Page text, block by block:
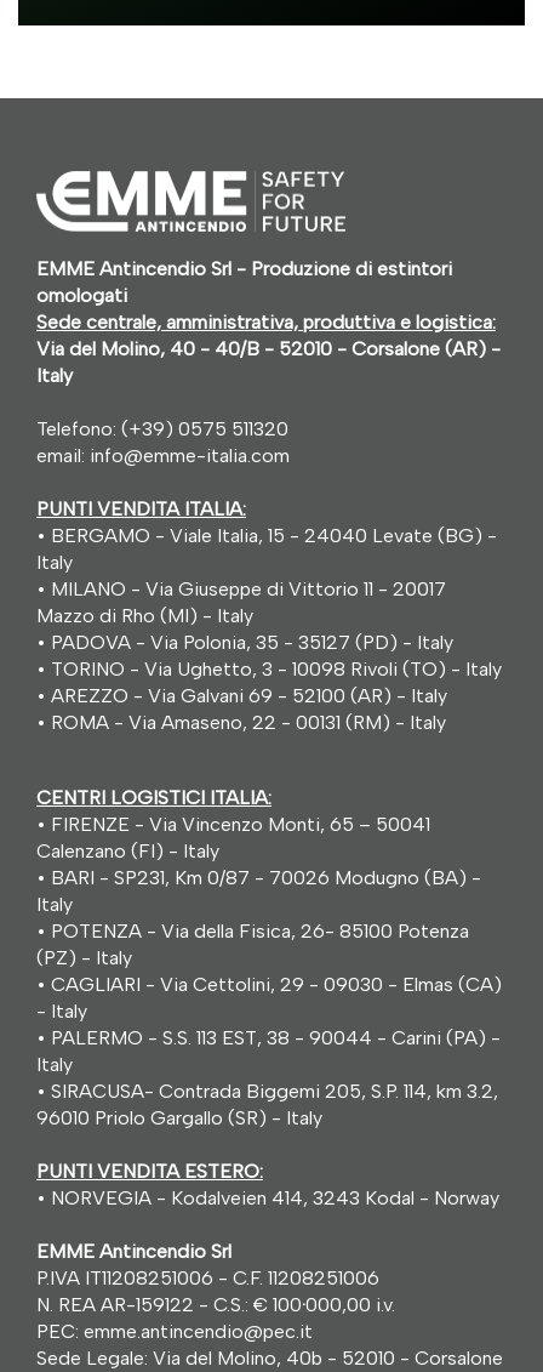
EMME Antincendio Srl - Produzione di estintori
omologati
Sede centrale, amministrativa, produttiva e logistica:
Via del Molino, 40 - 40/B - 52010 - Corsalone (AR) -
Italy
Telefono: (+39) 0575 511320
email: info@emme-italia.com
PUNTI VENDITA ITALIA:
• BERGAMO - Viale Italia, 15 - 24040 Levate (BG) -
Italy
• MILANO - Via Giuseppe di Vittorio 11 - 20017
Mazzo di Rho (MI) - Italy
• PADOVA - Via Polonia, 35 - 35127 (PD) - Italy
• TORINO - Via Ughetto, 3 - 10098 Rivoli (TO) - Italy
• AREZZO - Via Galvani 69 - 52100 (AR) - Italy
• ROMA - Via Amaseno, 22 - 00131 (RM) - Italy
CENTRI LOGISTICI ITALIA:
• FIRENZE - Via Vincenzo Monti, 65 – 50041
Calenzano (FI) - Italy
• BARI - SP231, Km 0/87 - 70026 Modugno (BA) -
Italy
• POTENZA - Via della Fisica, 26- 85100 Potenza
(PZ) - Italy
• CAGLIARI - Via Cettolini, 29 - 09030 - Elmas (CA)
- Italy
• PALERMO - S.S. 113 EST, 38 - 90044 - Carini (PA) -
Italy
• SIRACUSA- Contrada Biggemi 205, S.P. 114, km 3.2,
96010 Priolo Gargallo (SR) - Italy
PUNTI VENDITA ESTERO:
• NORVEGIA - Kodalveien 414, 3243 Kodal - Norway
EMME Antincendio Srl
P.IVA IT11208251006 - C.F. 11208251006
N. REA AR-159122 - C.S.: € 100·000,00 i.v.
PEC: emme.antincendio@pec.it
Sede Legale: Via del Molino, 40b - 52010 - Corsalone